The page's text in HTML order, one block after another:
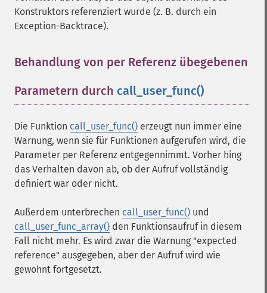
Konstruktors referenziert wurde (z. B. durch ein
Exception-Backtrace).
Behandlung von per Referenz übegebenen
Parametern durch call_user_func()
Die Funktion call_user_func() erzeugt nun immer eine
Warnung, wenn sie für Funktionen aufgerufen wird, die
Parameter per Referenz entgegennimmt. Vorher hing
das Verhalten davon ab, ob der Aufruf vollständig
definiert war oder nicht.
Außerdem unterbrechen call_user_func() und
call_user_func_array() den Funktionsaufruf in diesem
Fall nicht mehr. Es wird zwar die Warnung "expected
reference" ausgegeben, aber der Aufruf wird wie
gewohnt fortgesetzt.